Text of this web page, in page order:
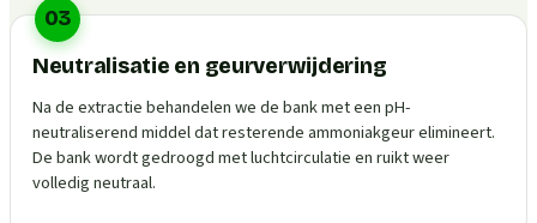
03
Neutralisatie en geurverwijdering
Na de extractie behandelen we de bank met een pH-
neutraliserend middel dat resterende ammoniakgeur elimineert.
De bank wordt gedroogd met luchtcirculatie en ruikt weer
volledig neutraal.